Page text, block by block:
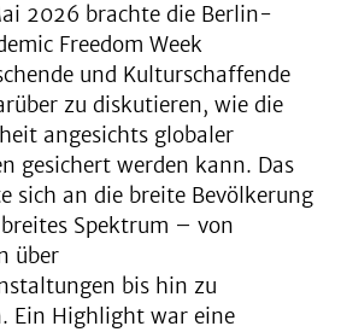
2026 brachte die Berlin-
Freedom Week
und Kulturschaffende
zu diskutieren, wie die
angesichts globaler
gesichert werden kann. Das
sich an die breite Bevölkerung
Spektrum – von
über
bis hin zu
Ein Highlight war eine